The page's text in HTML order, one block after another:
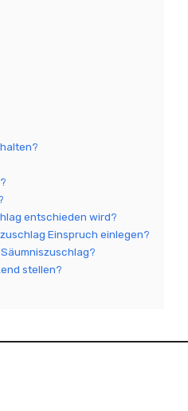
entschieden wird?
Einspruch einlegen?
stellen?